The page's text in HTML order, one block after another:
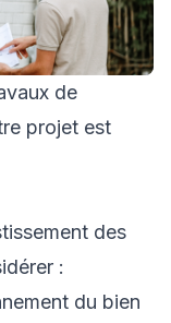
de
projet est
des
:
du bien